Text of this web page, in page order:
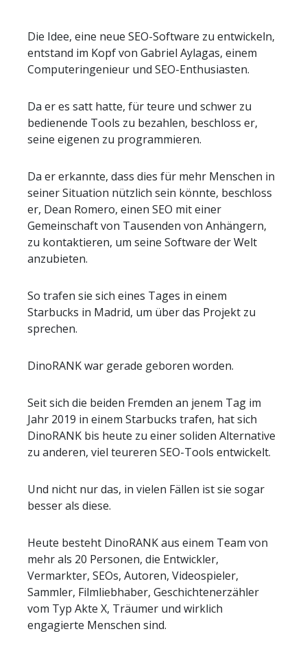
Die Idee, eine neue SEO-Software zu entwickeln,
entstand im Kopf von Gabriel Aylagas, einem
Computeringenieur und SEO-Enthusiasten.
Da er es satt hatte, für teure und schwer zu
bedienende Tools zu bezahlen, beschloss er,
seine eigenen zu programmieren.
Da er erkannte, dass dies für mehr Menschen in
seiner Situation nützlich sein könnte, beschloss
er, Dean Romero, einen SEO mit einer
Gemeinschaft von Tausenden von Anhängern,
zu kontaktieren, um seine Software der Welt
anzubieten.
So trafen sie sich eines Tages in einem
Starbucks in Madrid, um über das Projekt zu
sprechen.
DinoRANK war gerade geboren worden.
Seit sich die beiden Fremden an jenem Tag im
Jahr 2019 in einem Starbucks trafen, hat sich
DinoRANK bis heute zu einer soliden Alternative
zu anderen, viel teureren SEO-Tools entwickelt.
Und nicht nur das, in vielen Fällen ist sie sogar
besser als diese.
Heute besteht DinoRANK aus einem Team von
mehr als 20 Personen, die Entwickler,
Vermarkter, SEOs, Autoren, Videospieler,
Sammler, Filmliebhaber, Geschichtenerzähler
vom Typ Akte X, Träumer und wirklich
engagierte Menschen sind.